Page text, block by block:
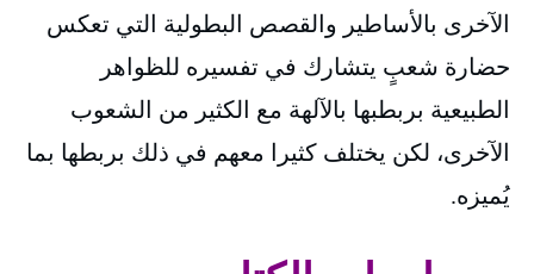
الآخرى بالأساطير والقصص البطولية التي تعكس
حضارة شعبٍ يتشارك في تفسيره للظواهر
الطبيعية بربطبها بالآلهة مع الكثير من الشعوب
الآخرى، لكن يختلف كثيرا معهم في ذلك بربطها بما
يُميزه.